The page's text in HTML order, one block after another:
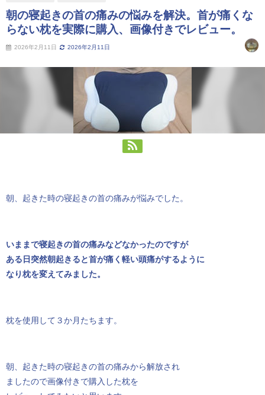
朝の寝起きの首の痛みの悩みを解決。首が痛くな
らない枕を実際に購入、画像付きでレビュー。
2026年2月11日 2026年2月11日
朝、起きた時の寝起きの首の痛みが悩みでした。
いままで寝起きの首の痛みなどなかったのですが
ある日突然朝起きると首が痛く軽い頭痛がするように
なり枕を変えてみました。
枕を使用して３か月たちます。
朝、起きた時の寝起きの首の痛みから解放され
ましたので画像付きで購入した枕を